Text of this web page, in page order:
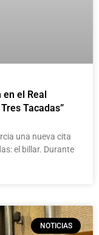
el Real
Tacadas”
una nueva cita
el billar. Durante
NOTICIAS